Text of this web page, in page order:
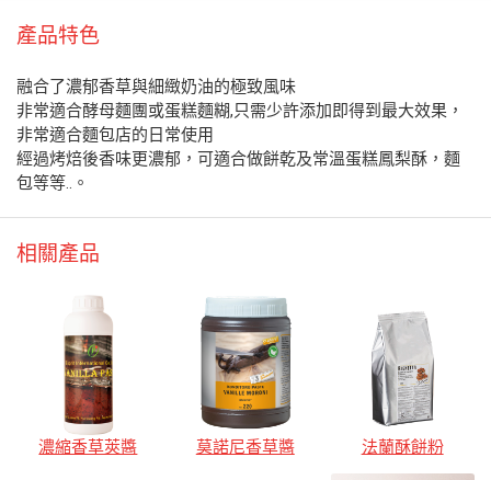
產品特色
融合了濃郁香草與細緻奶油的極致風味
非常適合酵母麵團或蛋糕麵糊,只需少許添加即得到最大效果，
非常適合麵包店的日常使用
經過烤焙後香味更濃郁，可適合做餅乾及常溫蛋糕鳳梨酥，麵
包等等..。
相關產品
濃縮香草莢醬 莫諾尼香草醬 法蘭酥餅粉